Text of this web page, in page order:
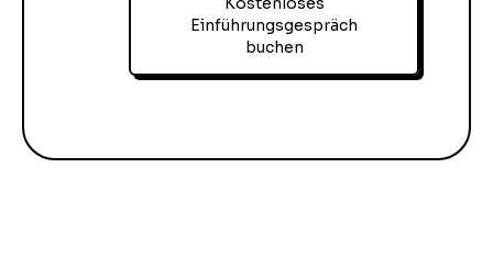
Einführungsgespräch
buchen